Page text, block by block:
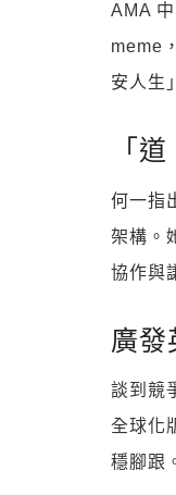
AMA
meme
安人生
「
何一指
架構。
協作與
廣發
談到競
全球化
穩腳跟